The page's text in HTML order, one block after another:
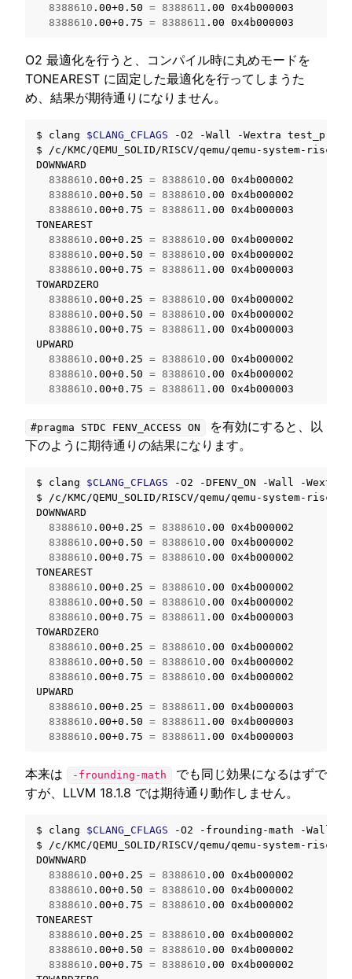
8388610 .00+0.50 = 8388611 .00
8388610 .00+0.75 = 8388611 .00
O2 最適化を行うと、コンパイル時に丸めモードを
TONEAREST に固定した最適化を行ってしまうた
め、結果が期待通りになりません。
$ clang $CLANG_CFLAGS -O2 -Wall -Wextra
$
/c/KMC/QEMU_SOLID/RISCV/qemu/qemu-system-
8388610 .00+0.25 = 8388610 .00
8388610 .00+0.50 = 8388610 .00
8388610 .00+0.75 = 8388611 .00 0x4b000003
8388610 .00+0.25 = 8388610 .00
8388610 .00+0.50 = 8388610 .00
8388610 .00+0.75 = 8388611 .00 0x4b000003
8388610 .00+0.25 = 8388610 .00
8388610 .00+0.50 = 8388610 .00
8388610 .00+0.75 = 8388611 .00 0x4b000003
8388610 .00+0.25 = 8388610 .00
8388610 .00+0.50 = 8388610 .00
8388610 .00+0.75 = 8388611 .00
#pragma STDC FENV_ACCESS ON
を有効にすると、以
下のように期待通りの結果になります。
$ clang $CLANG_CFLAGS -O2 -DFENV_ON -Wall -Wextra
$
/c/KMC/QEMU_SOLID/RISCV/qemu/qemu-system-
8388610 .00+0.25 = 8388610 .00
8388610 .00+0.50 = 8388610 .00
8388610 .00+0.75 = 8388610 .00 0x4b000002
8388610 .00+0.25 = 8388610 .00
8388610 .00+0.50 = 8388610 .00
8388610 .00+0.75 = 8388611 .00 0x4b000003
8388610 .00+0.25 = 8388610 .00
8388610 .00+0.50 = 8388610 .00
8388610 .00+0.75 = 8388610 .00 0x4b000002
8388610 .00+0.25 = 8388611 .00
8388610 .00+0.50 = 8388611 .00
8388610 .00+0.75 = 8388611 .00
本来は -frounding-math
でも同じ効果になるはずで
すが、LLVM 18.1.8 では期待通り動作しません。
$ clang $CLANG_CFLAGS -O2 -frounding-math -Wall
$
/c/KMC/QEMU_SOLID/RISCV/qemu/qemu-system-
8388610 .00+0.25 = 8388610 .00
8388610 .00+0.50 = 8388610 .00
8388610 .00+0.75 = 8388610 .00 0x4b000002
8388610 .00+0.25 = 8388610 .00
8388610 .00+0.50 = 8388610 .00
8388610 .00+0.75 = 8388610 .00 0x4b000002